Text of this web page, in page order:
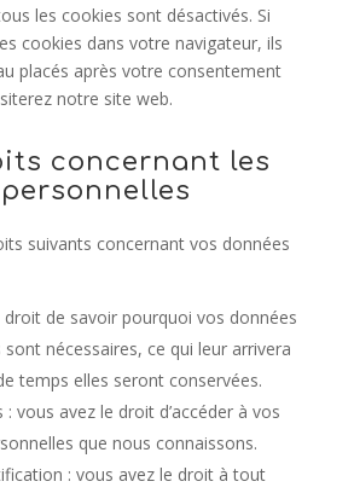
les cookies sont désactivés. Si
cookies dans votre navigateur, ils
placés après votre consentement
notre site web.
concernant les
suivants concernant vos données
droit de savoir pourquoi vos données
nécessaires, ce qui leur arrivera
temps elles seront conservées.
: vous avez le droit d’accéder à vos
que nous connaissons.
: vous avez le droit à tout